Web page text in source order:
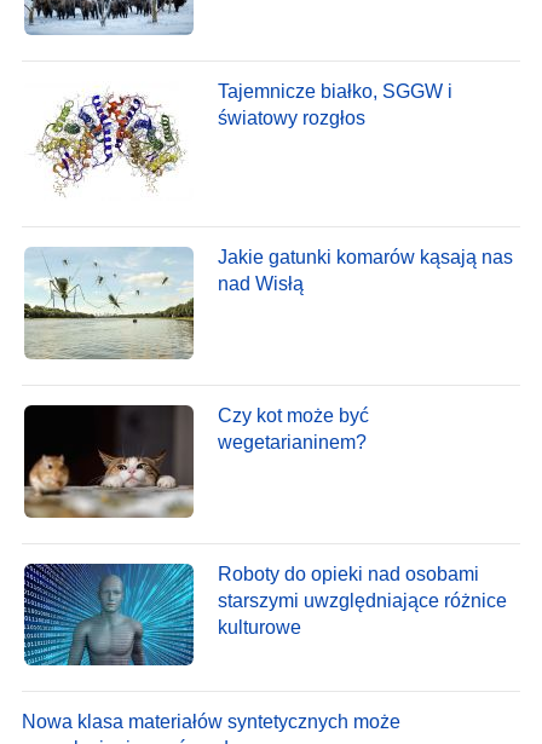
Tajemnicze białko, SGGW i
światowy rozgłos
Jakie gatunki komarów kąsają nas
nad Wisłą
Czy kot może być
wegetarianinem?
Roboty do opieki nad osobami
starszymi uwzględniające różnice
kulturowe
Nowa klasa materiałów syntetycznych może